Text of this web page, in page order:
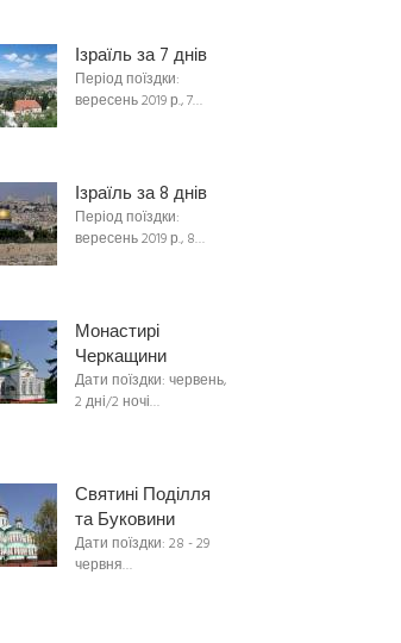
Ізраїль за 7 днів
Період поїздки:
вересень 2019 р., 7…
Ізраїль за 8 днів
Період поїздки:
вересень 2019 р., 8…
Монастирі
Черкащини
Дати поїздки: червень,
2 дні/2 ночі…
Святині Поділля
та Буковини
Дати поїздки: 28 - 29
червня…